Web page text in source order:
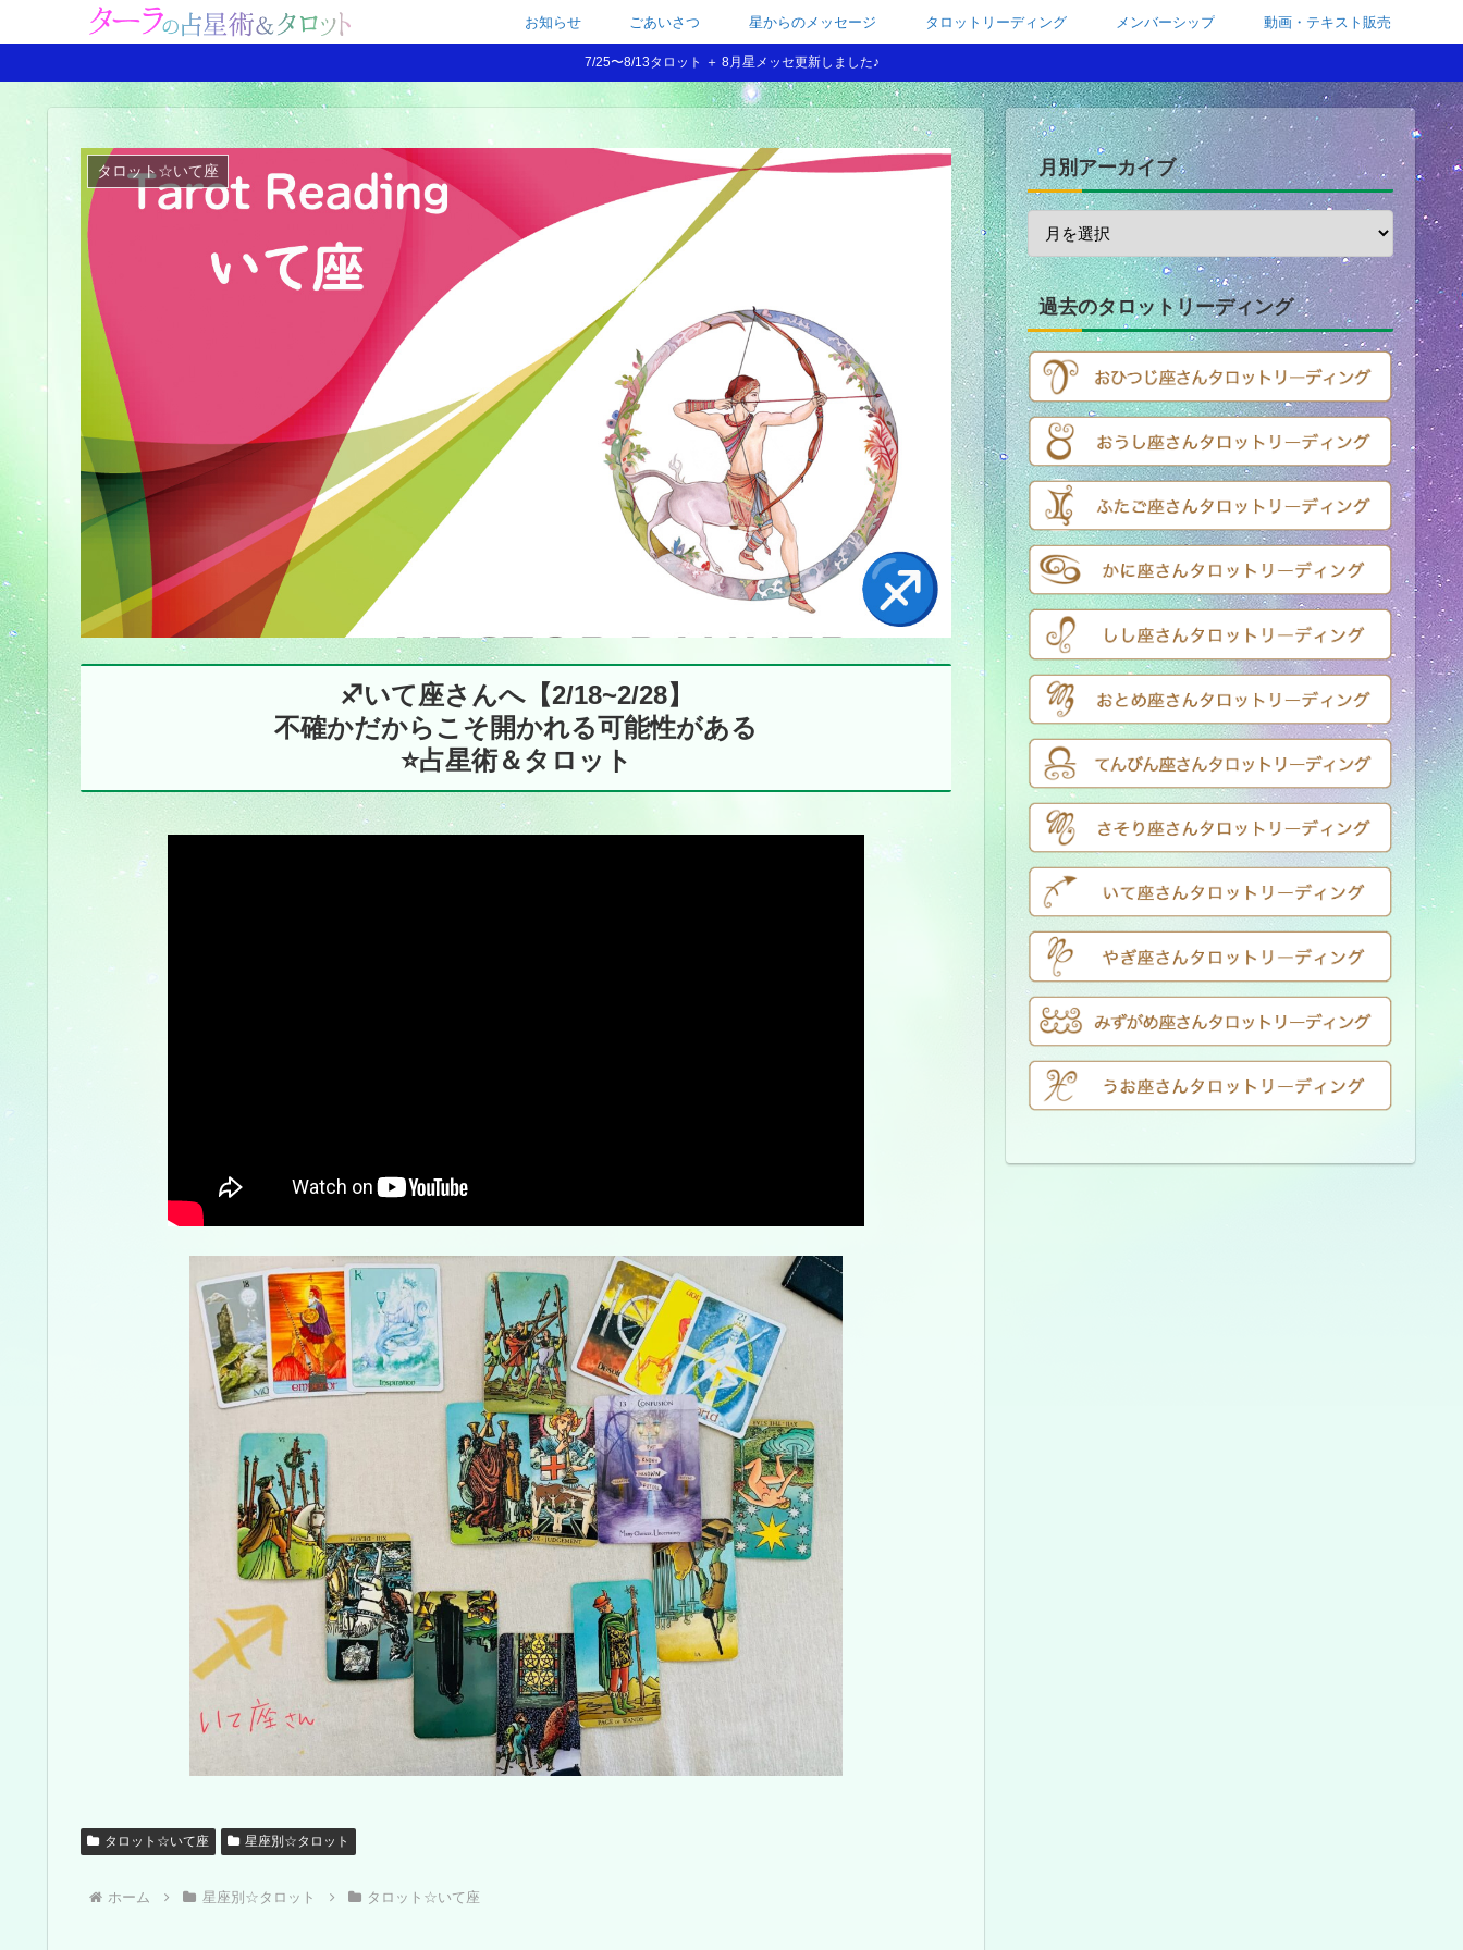
お知らせ ごあいさつ 星からのメッセージ タロットリーディング メンバーシップ 動画・テキスト販売
7/25〜8/13タロット ＋ 8月星メッセ更新しました♪
タロット☆いて座
♐️いて座さんへ【2/18~2/28】
不確かだからこそ開かれる可能性がある
⭐占星術＆タロット
タロット☆いて座 星座別☆タロット
ホーム 星座別☆タロット タロット☆いて座
月別アーカイブ
過去のタロットリーディング